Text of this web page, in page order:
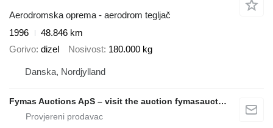
Aerodromska oprema - aerodrom tegljač
1996
48.846 km
Gorivo dizel Nosivost 180.000 kg
Danska, Nordjylland
Fymas Auctions ApS – visit the auction fymasauctions.dk